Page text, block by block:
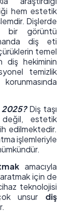
hem estetik
Dişlerde
bir görüntü
diş eti
temel
diş hekiminin
temizlik
Diş taşı
değil, estetik
edilmektedir.
işlemleriyle
amacıyla
için de
teknolojisi
unsur diş